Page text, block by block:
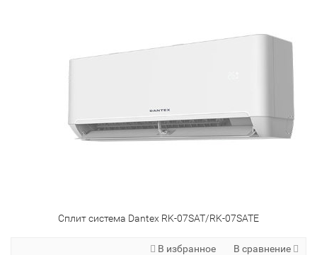
Сплит система Dantex RK-07SAT/RK-07SATE
В избранное
В сравнение